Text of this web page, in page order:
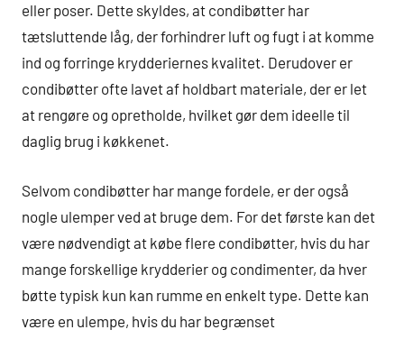
eller poser. Dette skyldes, at condibøtter har
tætsluttende låg, der forhindrer luft og fugt i at komme
ind og forringe krydderiernes kvalitet. Derudover er
condibøtter ofte lavet af holdbart materiale, der er let
at rengøre og opretholde, hvilket gør dem ideelle til
daglig brug i køkkenet.
Selvom condibøtter har mange fordele, er der også
nogle ulemper ved at bruge dem. For det første kan det
være nødvendigt at købe flere condibøtter, hvis du har
mange forskellige krydderier og condimenter, da hver
bøtte typisk kun kan rumme en enkelt type. Dette kan
være en ulempe, hvis du har begrænset